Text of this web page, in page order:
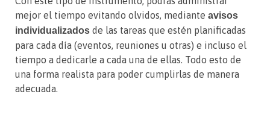
mejor el tiempo evitando olvidos, mediante avisos
individualizados de las tareas que estén planificadas
para cada día (eventos, reuniones u otras) e incluso el
tiempo a dedicarle a cada una de ellas. Todo esto de
una forma realista para poder cumplirlas de manera
adecuada.